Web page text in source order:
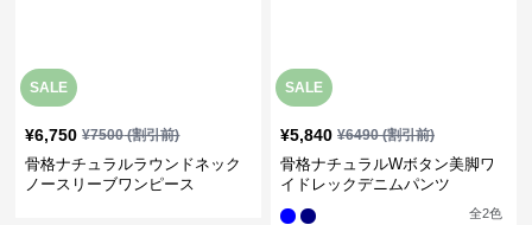
SALE
¥6,750 ¥7500(割引前)
骨格ナチュラルラウンドネック
ノースリーブワンピース
SALE
¥5,840 ¥6490(割引前)
骨格ナチュラルWボタン美脚ワ
イドレックデニムパンツ
全2色